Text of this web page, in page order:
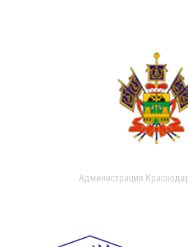
Администрация